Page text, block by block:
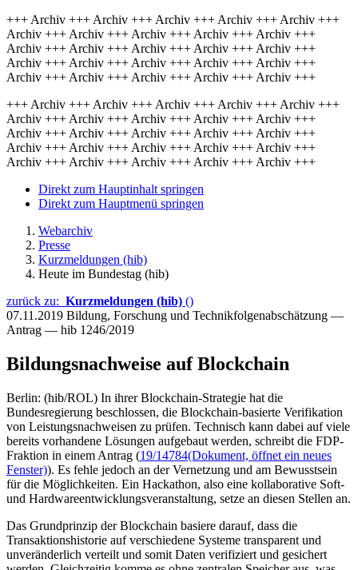
+++ Archiv +++ Archiv +++ Archiv +++ Archiv +++ Archiv +++
Archiv +++ Archiv +++ Archiv +++ Archiv +++ Archiv +++
Archiv +++ Archiv +++ Archiv +++ Archiv +++ Archiv +++
Archiv +++ Archiv +++ Archiv +++ Archiv +++ Archiv +++
Archiv +++ Archiv +++ Archiv +++ Archiv +++ Archiv +++
+++ Archiv +++ Archiv +++ Archiv +++ Archiv +++ Archiv +++
Archiv +++ Archiv +++ Archiv +++ Archiv +++ Archiv +++
Archiv +++ Archiv +++ Archiv +++ Archiv +++ Archiv +++
Archiv +++ Archiv +++ Archiv +++ Archiv +++ Archiv +++
Archiv +++ Archiv +++ Archiv +++ Archiv +++ Archiv +++
Direkt zum Hauptinhalt springen
Direkt zum Hauptmenü springen
Webarchiv
Presse
Kurzmeldungen (hib)
Heute im Bundestag (hib)
zurück zu: Kurzmeldungen (hib) ()
07.11.2019 Bildung, Forschung und Technikfolgenabschätzung —
Antrag — hib 1246/2019
Bildungsnachweise auf Blockchain
Berlin: (hib/ROL) In ihrer Blockchain-Strategie hat die
Bundesregierung beschlossen, die Blockchain-basierte Verifikation
von Leistungsnachweisen zu prüfen. Technisch kann dabei auf viele
bereits vorhandene Lösungen aufgebaut werden, schreibt die FDP-
Fraktion in einem Antrag (19/14784(Dokument, öffnet ein neues
Fenster)). Es fehle jedoch an der Vernetzung und am Bewusstsein
für die Möglichkeiten. Ein Hackathon, also eine kollaborative Soft-
und Hardwareentwicklungsveranstaltung, setze an diesen Stellen an.
Das Grundprinzip der Blockchain basiere darauf, dass die
Transaktionshistorie auf verschiedene Systeme transparent und
unveränderlich verteilt und somit Daten verifiziert und gesichert